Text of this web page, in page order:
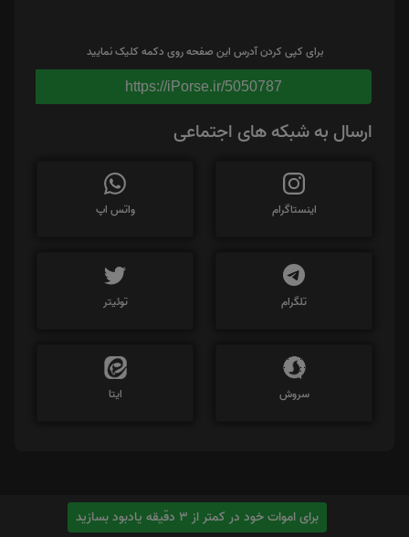
برای کپی کردن آدرس این صفحه روی دکمه کلیک نمایید
https://iPorse.ir/5050787
ارسال به شبکه های اجتماعی
اینستاگرام واتس اپ
تلگرام توئیتر
سروش ایتا
برای اموات خود در کمتر از 3 دقیقه یادبود بسازید